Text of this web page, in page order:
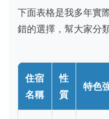
下面表格是我多年實
錯的選擇，幫大家分
住宿
名稱
性
質
特色